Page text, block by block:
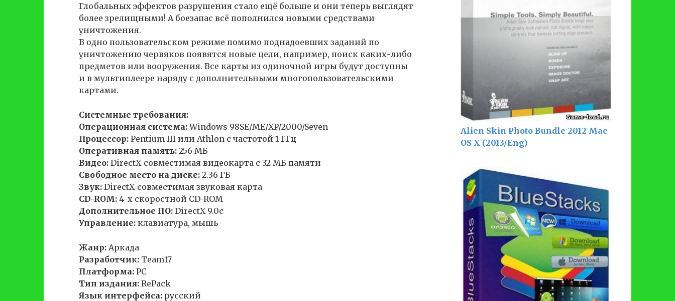
Глобальных эффектов разрушения стало ещё больше и они теперь выглядят
более зрелищными! А боезапас всё пополнился новыми средствами
уничтожения.
В одно пользовательском режиме помимо поднадоевших заданий по
уничтожению червяков появятся новые цели, например, поиск каких-либо
предметов или вооружения. Все карты из одиночной игры будут доступны
и в мультиплеере наряду с дополнительными многопользовательскими
картами.
Системные требования:
Операционная система:Windows 98SE/ME/XP/2000/Seven
Процессор: Pentium III или Athlon с частотой 1 ГГц
Оперативная память: 256 МБ
Видео: DirectX-совместимая видеокарта с 32 МБ памяти
Свободное место на диске: 2.36 ГБ
Звук: DirectX-совместимая звуковая карта
CD-ROM: 4-х скоростной CD-ROM
Дополнительное ПО: DirectX 9.0c
Управление: клавиатура, мышь
Жанр: Аркада
Разработчик: Team17
Платформа: PC
Тип издания: RePack
Язык интерфейса: русский
Alien Skin Photo Bundle 2012 Mac
OS X (2013/Eng)